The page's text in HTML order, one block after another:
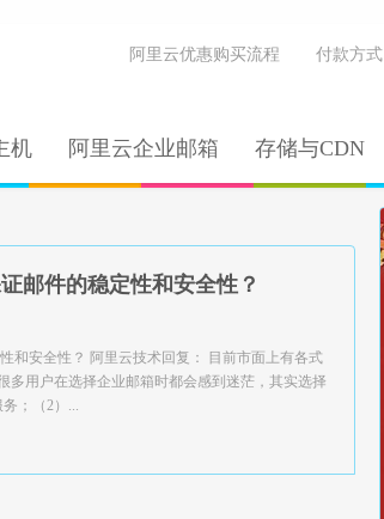
机 阿里云企业邮箱 存储与CDN
阿里云优惠购买流程 付款方式
邮件的稳定性和安全性？
和安全性？ 阿里云技术回复： 目前市面上有各式
多用户在选择企业邮箱时都会感到迷茫，其实选择
；（2）...